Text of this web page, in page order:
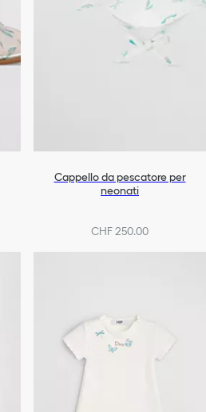
Cappello da pescatore per
neonati
CHF 250.00